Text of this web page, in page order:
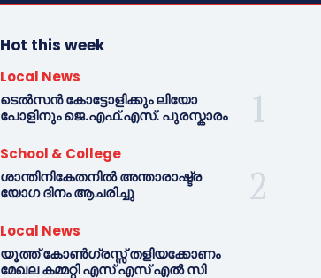
Hot this week
Local News
ടെൽസൻ കോട്ടോളിക്കും ലിയോ
പോളിനും ജെ.എഫ്.എസ്. പുരസ്കാരം
School & College
ശാന്തിനികേതനിൽ അന്താരാഷ്ട്ര
യോഗ ദിനം ആചരിച്ചു
Local News
യൂത്ത് കോൺഗ്രസ്സ് തളിയക്കോണം
മേഖല കമ്മറ്റി എസ് എസ് എൽ സി